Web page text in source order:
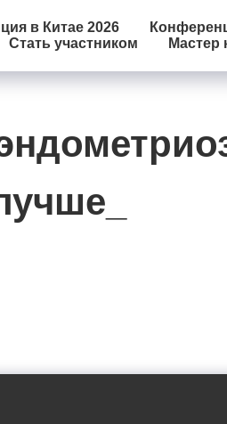
в Китае 2026
Стать участником Мастер